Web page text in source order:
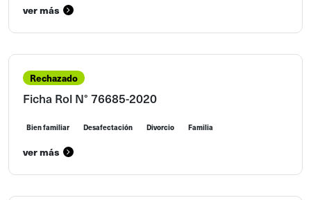
ver más
Rechazado
Ficha Rol N° 76685-2020
Bien familiar Desafectación Divorcio Familia
ver más